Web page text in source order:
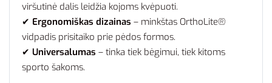
viršutinė dalis leidžia kojoms kvėpuoti.
✔ Ergonomiškas dizainas – minkštas OrthoLite®
vidpadis prisitaiko prie pėdos formos.
✔ Universalumas – tinka tiek bėgimui, tiek kitoms
sporto šakoms.